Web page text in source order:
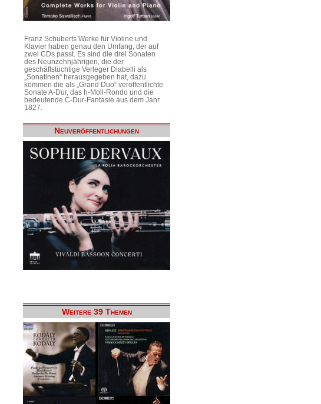
Franz Schuberts Werke für Violine und
Klavier haben genau den Umfang, der auf
zwei CDs passt. Es sind die drei Sonaten
des Neunzehnjährigen, die der
geschäftstüchtige Verleger Diabelli als
„Sonatinen“ herausgegeben hat, dazu
kommen die als „Grand Duo“ veröffentlichte
Sonate A-Dur, das h-Moll-Rondo und die
bedeutende C-Dur-Fantasie aus dem Jahr
1827.
Neuveröffentlichungen
Weitere 39 Themen